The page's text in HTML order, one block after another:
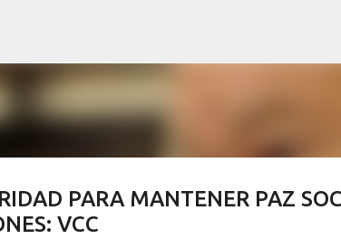
PARA MANTENER PAZ
VCC